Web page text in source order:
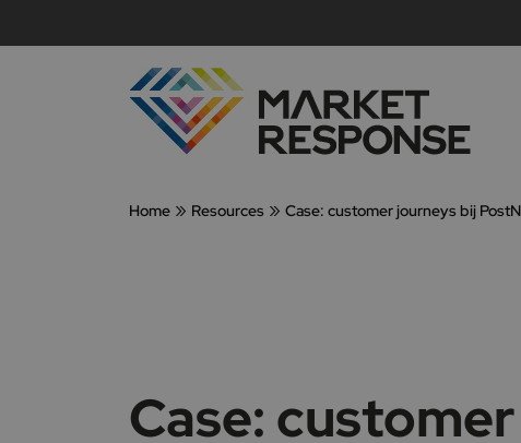
Home » Resources » Case: customer journeys bij
Case: customer